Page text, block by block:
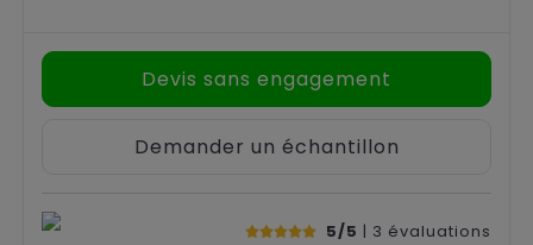
Devis sans engagement
Demander un échantillon
5/5 | 3 évaluations